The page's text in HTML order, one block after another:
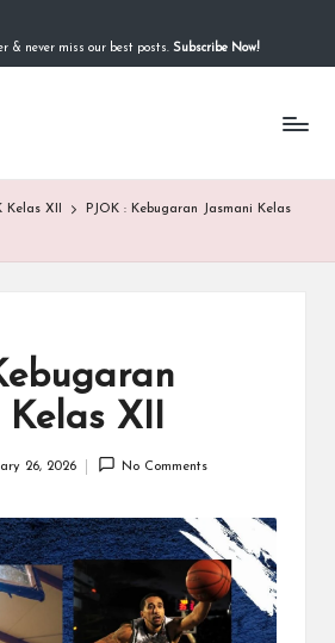
& never miss our best posts. Subscribe Now!
Kelas XII
PJOK : Kebugaran Jasmani Kelas
Kelas XII
26, 2026 No Comments